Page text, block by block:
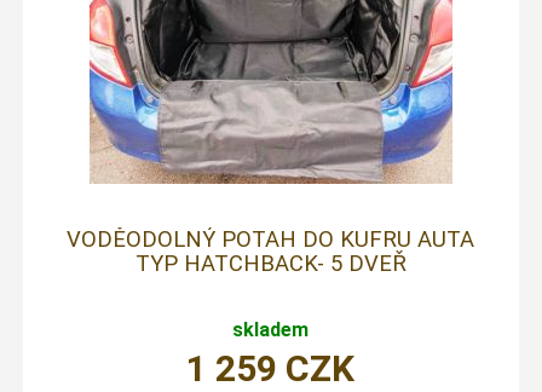
VODĚODOLNÝ POTAH DO KUFRU AUTA
TYP HATCHBACK- 5 DVEŘ
skladem
1 259 CZK